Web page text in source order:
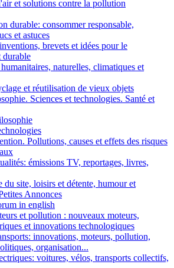
et solutions contre la pollution
durable: consommer responsable,
et astuces
brevets et idées pour le
durable
naturelles, climatiques et
et réutilisation de vieux objets
Sciences et technologies. Santé et
Pollutions, causes et effets des risques
émissions TV, reportages, livres,
du site, loisirs et détente, humour et
Annonces
in english
et pollution : nouveaux moteurs,
et innovations technologiques
innovations, moteurs, pollution,
organisation...
voitures, vélos, transports collectifs,